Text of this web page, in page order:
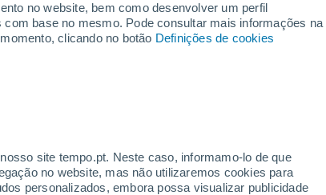
no website, bem como desenvolver um perfil
base no mesmo. Pode consultar mais informações na
clicando no botão Definições de cookies
site tempo.pt. Neste caso, informamo-lo de que
no website, mas não utilizaremos cookies para
personalizados, embora possa visualizar publicidade
...